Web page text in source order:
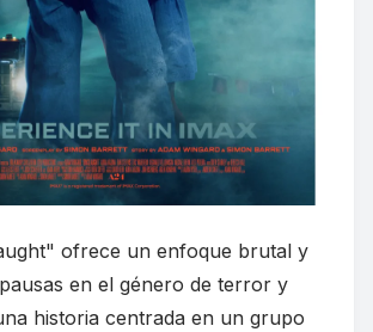
ofrece un enfoque brutal y
en el género de terror y
historia centrada en un grupo